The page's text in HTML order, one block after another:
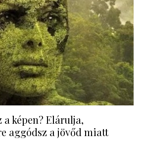
képen? Elárulja,
aggódsz a jövőd miatt